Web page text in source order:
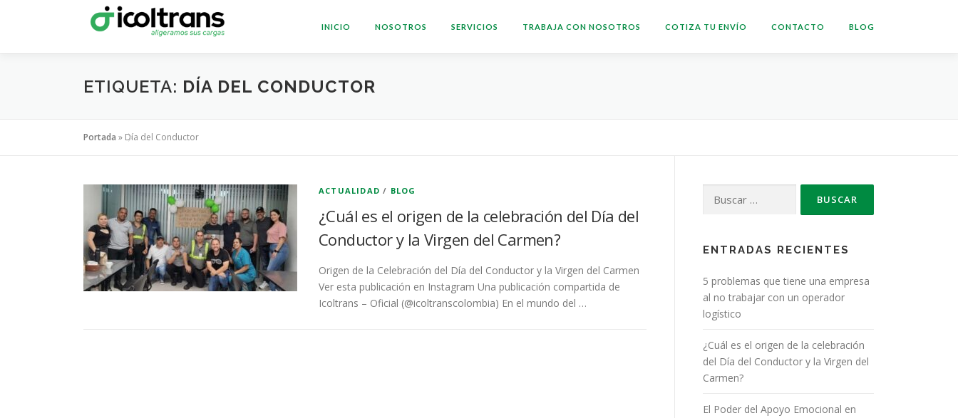
INICIO NOSOTROS SERVICIOS TRABAJA CON NOSOTROS COTIZA TU ENVÍO CONTACTO BLOG
ETIQUETA: DÍA DEL CONDUCTOR
Portada » Día del Conductor
ACTUALIDAD / BLOG
¿Cuál es el origen de la celebración del Día del
Conductor y la Virgen del Carmen?
Origen de la Celebración del Día del Conductor y la Virgen del Carmen
Ver esta publicación en Instagram Una publicación compartida de
Icoltrans – Oficial (@icoltranscolombia) En el mundo del …
ENTRADAS RECIENTES
5 problemas que tiene una empresa
al no trabajar con un operador
logístico
¿Cuál es el origen de la celebración
del Día del Conductor y la Virgen del
Carmen?
El Poder del Apoyo Emocional en